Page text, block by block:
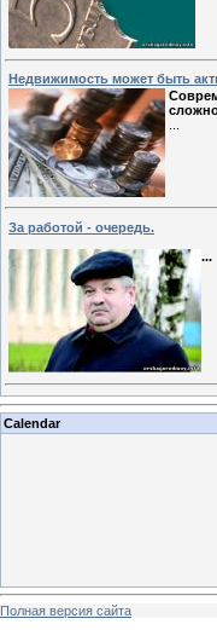
Недвижимость может быть
За работой - очередь.
...
Calendar
Полная версия сайта